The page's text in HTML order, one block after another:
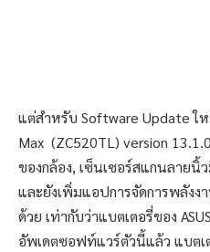
แต่สำหรับ Software Update ใ
Max (ZC520TL) version
ของกล้อง, เซ็นเซอร์สแกนลายนิ้
และยังเพิ่มแอปการจัดการพลังง
ด้วย เท่ากับว่าแบตเตอรี่ของ
อัพเดตซอฟท์แวร์ตัวนี้แล้ว แบตเ